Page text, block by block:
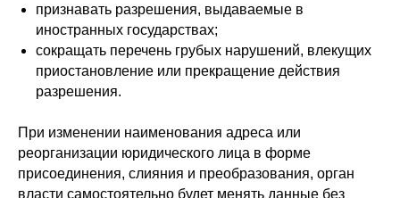
признавать разрешения, выдаваемые в
иностранных государствах;
сокращать перечень грубых нарушений, влекущих
приостановление или прекращение действия
разрешения.
При изменении наименования адреса или
реорганизации юридического лица в форме
присоединения, слияния и преобразования, орган
власти самостоятельно будет менять данные без